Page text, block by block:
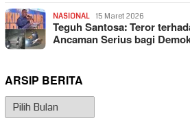
NASIONAL 15 Maret 2026
Teguh Santosa: Teror
Ancaman Serius bagi
ARSIP BERITA
Arsip
Berita